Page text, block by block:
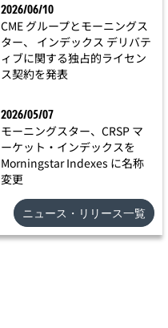
2026/06/10
CME グループとモーニングス
ター、 インデックス デリバテ
ィブに関する独占的ライセン
ス契約を発表
2026/05/07
モーニングスター、CRSP マ
ーケット・インデックスを
Morningstar Indexes に名称
変更
ニュース・リリース一覧